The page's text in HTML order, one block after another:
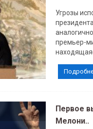
Угрозы
премьер-
Первое
Мелони..